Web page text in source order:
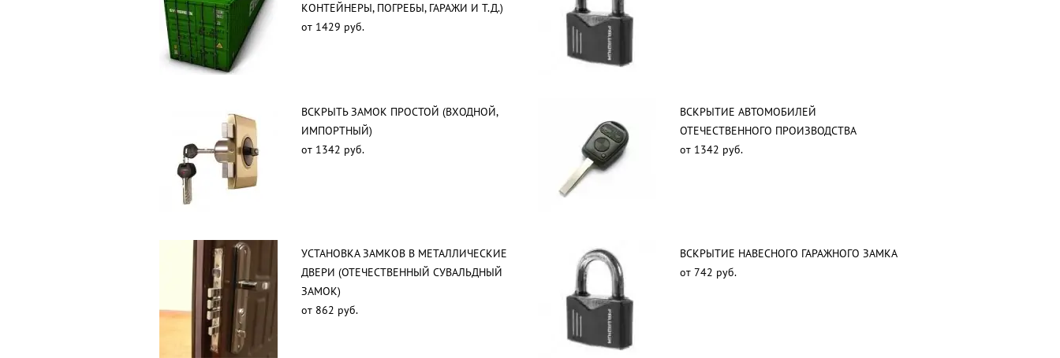
КОНТЕЙНЕРЫ, ПОГРЕБЫ, ГАРАЖИ И Т.Д.)
от 1429 руб.
ВСКРЫТЬ ЗАМОК ПРОСТОЙ (ВХОДНОЙ,
ИМПОРТНЫЙ)
от 1342 руб.
ВСКРЫТИЕ АВТОМОБИЛЕЙ
ОТЕЧЕСТВЕННОГО ПРОИЗВОДСТВА
от 1342 руб.
УСТАНОВКА ЗАМКОВ В МЕТАЛЛИЧЕСКИЕ
ДВЕРИ (ОТЕЧЕСТВЕННЫЙ СУВАЛЬДНЫЙ
ЗАМОК)
от 862 руб.
ВСКРЫТИЕ НАВЕСНОГО ГАРАЖНОГО ЗАМКА
от 742 руб.